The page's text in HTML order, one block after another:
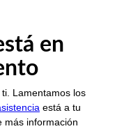
en
Lamentamos los
está a tu
más información